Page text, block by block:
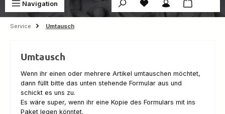
Navigation Du hast 0 Produkte auf
Service Umtausch
Umtausch
Wenn ihr einen oder mehrere Artikel umtauschen möchtet,
dann füllt bitte das unten stehende Formular aus und
schickt es uns zu.
Es wäre super, wenn ihr eine Kopie des Formulars mit ins
Paket legen könntet.